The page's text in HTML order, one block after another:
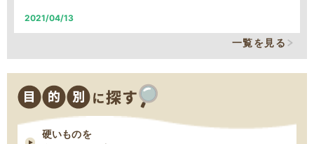
2025/12/09
2025/11/18
11/18 臨時休業のお知らせ
2021/04/13
減塩表示の落とし穴！その表示、本当に減塩？
2021/03/24
一覧を見る
硬いものを